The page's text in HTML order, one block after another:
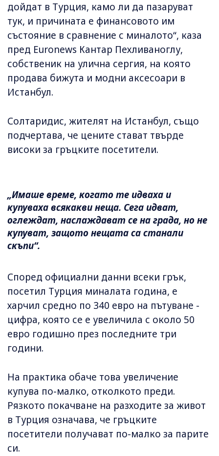
дойдат в Турция, камо ли да пазаруват
тук, и причината е финансовото им
състояние в сравнение с миналото“, каза
пред Euronews Кантар Пехливаноглу,
собственик на улична сергия, на която
продава бижута и модни аксесоари в
Истанбул.
Солтаридис, жителят на Истанбул, също
подчертава, че цените стават твърде
високи за гръцките посетители.
„Имаше време, когато те идваха и
купуваха всякакви неща. Сега идват,
оглеждат, наслаждават се на града, но не
купуват, защото нещата са станали
скъпи“.
Според официални данни всеки грък,
посетил Турция миналата година, е
харчил средно по 340 евро на пътуване -
цифра, която се е увеличила с около 50
евро годишно през последните три
години.
На практика обаче това увеличение
купува по-малко, отколкото преди.
Рязкото покачване на разходите за живот
в Турция означава, че гръцките
посетители получават по-малко за парите
си.